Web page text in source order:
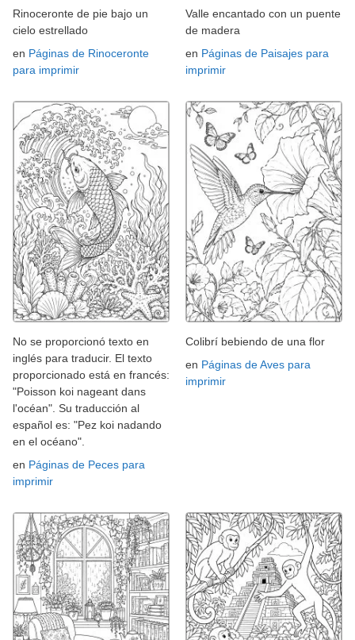
Rinoceronte de pie bajo un
cielo estrellado
en Páginas de Rinoceronte
para imprimir
Valle encantado con un puente
de madera
en Páginas de Paisajes para
imprimir
No se proporcionó texto en
inglés para traducir. El texto
proporcionado está en francés:
"Poisson koi nageant dans
l'océan". Su traducción al
español es: "Pez koi nadando
en el océano".
en Páginas de Peces para
imprimir
Colibrí bebiendo de una flor
en Páginas de Aves para
imprimir